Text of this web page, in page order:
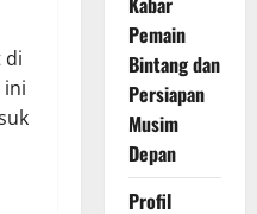
di
ini
Pemain
Bintang dan
Persiapan
Musim
Depan
Profil